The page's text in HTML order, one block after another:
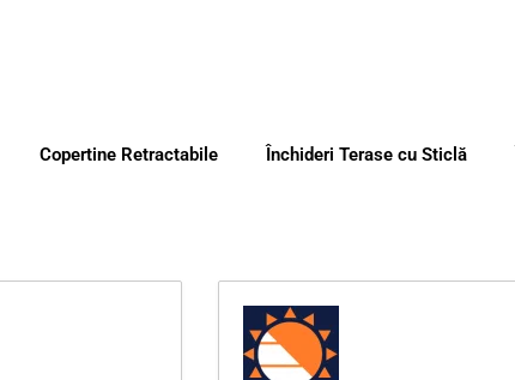
Copertine Retractabile Închideri Terase cu Sticlă